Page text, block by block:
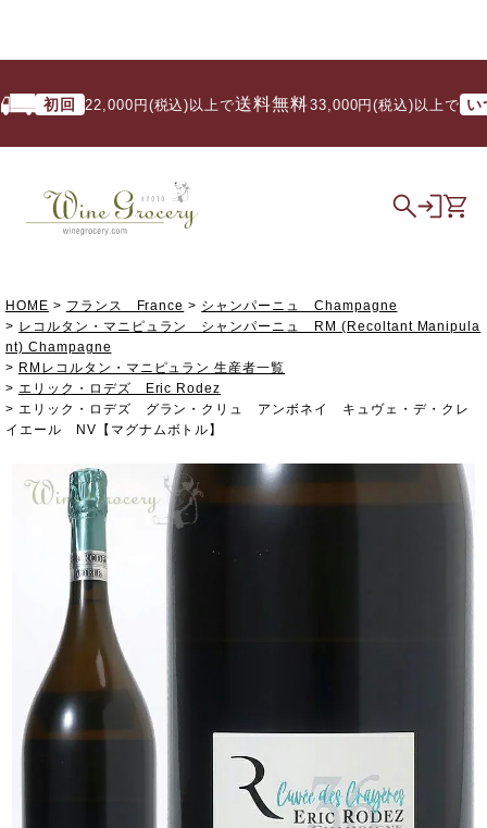
初回 22,000円(税込)以上で送料無料/ 33,000円(税込)以上で いつで
HOME フランス France
シャンパーニュ Champagne
レコルタン・マニピュラン シャンパーニュ RM (Recoltant Manipula
nt) Champagne
RMレコルタン・マニピュラン 生産者一覧
エリック・ロデズ Eric Rodez
エリック・ロデズ グラン・クリュ アンボネイ キュヴェ・デ・クレ
イエール NV【マグナムボトル】